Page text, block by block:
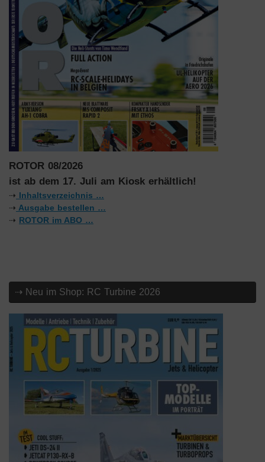
ROTOR 08/2026
ist ab dem 17. Juli am Kiosk erhältlich!
⇢ Inhaltsverzeichnis …
⇢ Ausgabe bestellen …
⇢ ROTOR im ABO …
⇢ Neu im Shop: RC Turbine 2026